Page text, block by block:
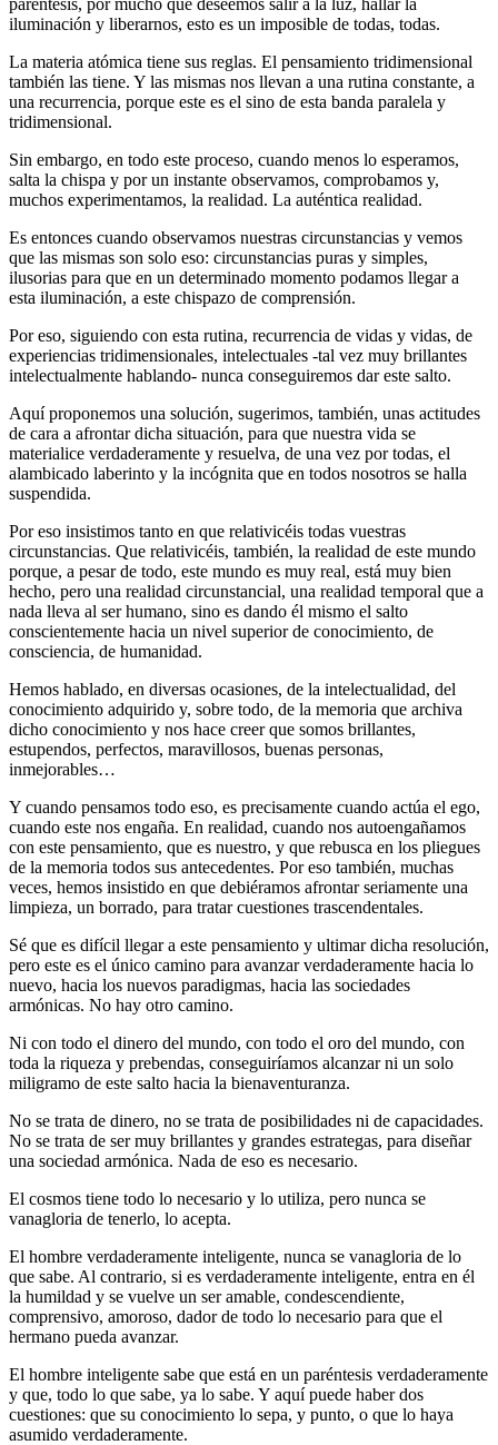
iluminación y liberarnos, esto es un imposible de todas, todas.
La materia atómica tiene sus reglas. El pensamiento tridimensional
también las tiene. Y las mismas nos llevan a una rutina constante, a
una recurrencia, porque este es el sino de esta banda paralela y
tridimensional.
Sin embargo, en todo este proceso, cuando menos lo esperamos,
salta la chispa y por un instante observamos, comprobamos y,
muchos experimentamos, la realidad. La auténtica realidad.
Es entonces cuando observamos nuestras circunstancias y vemos
que las mismas son solo eso: circunstancias puras y simples,
ilusorias para que en un determinado momento podamos llegar a
esta iluminación, a este chispazo de comprensión.
Por eso, siguiendo con esta rutina, recurrencia de vidas y vidas, de
experiencias tridimensionales, intelectuales -tal vez muy brillantes
intelectualmente hablando- nunca conseguiremos dar este salto.
Aquí proponemos una solución, sugerimos, también, unas actitudes
de cara a afrontar dicha situación, para que nuestra vida se
materialice verdaderamente y resuelva, de una vez por todas, el
alambicado laberinto y la incógnita que en todos nosotros se halla
suspendida.
Por eso insistimos tanto en que relativicéis todas vuestras
circunstancias. Que relativicéis, también, la realidad de este mundo
porque, a pesar de todo, este mundo es muy real, está muy bien
hecho, pero una realidad circunstancial, una realidad temporal que a
nada lleva al ser humano, sino es dando él mismo el salto
conscientemente hacia un nivel superior de conocimiento, de
consciencia, de humanidad.
Hemos hablado, en diversas ocasiones, de la intelectualidad, del
conocimiento adquirido y, sobre todo, de la memoria que archiva
dicho conocimiento y nos hace creer que somos brillantes,
estupendos, perfectos, maravillosos, buenas personas,
inmejorables…
Y cuando pensamos todo eso, es precisamente cuando actúa el ego,
cuando este nos engaña. En realidad, cuando nos autoengañamos
con este pensamiento, que es nuestro, y que rebusca en los pliegues
de la memoria todos sus antecedentes. Por eso también, muchas
veces, hemos insistido en que debiéramos afrontar seriamente una
limpieza, un borrado, para tratar cuestiones trascendentales.
Sé que es difícil llegar a este pensamiento y ultimar dicha resolución,
pero este es el único camino para avanzar verdaderamente hacia lo
nuevo, hacia los nuevos paradigmas, hacia las sociedades
armónicas. No hay otro camino.
Ni con todo el dinero del mundo, con todo el oro del mundo, con
toda la riqueza y prebendas, conseguiríamos alcanzar ni un solo
miligramo de este salto hacia la bienaventuranza.
No se trata de dinero, no se trata de posibilidades ni de capacidades.
No se trata de ser muy brillantes y grandes estrategas, para diseñar
una sociedad armónica. Nada de eso es necesario.
El cosmos tiene todo lo necesario y lo utiliza, pero nunca se
vanagloria de tenerlo, lo acepta.
El hombre verdaderamente inteligente, nunca se vanagloria de lo
que sabe. Al contrario, si es verdaderamente inteligente, entra en él
la humildad y se vuelve un ser amable, condescendiente,
comprensivo, amoroso, dador de todo lo necesario para que el
hermano pueda avanzar.
El hombre inteligente sabe que está en un paréntesis verdaderamente
y que, todo lo que sabe, ya lo sabe. Y aquí puede haber dos
cuestiones: que su conocimiento lo sepa, y punto, o que lo haya
asumido verdaderamente.